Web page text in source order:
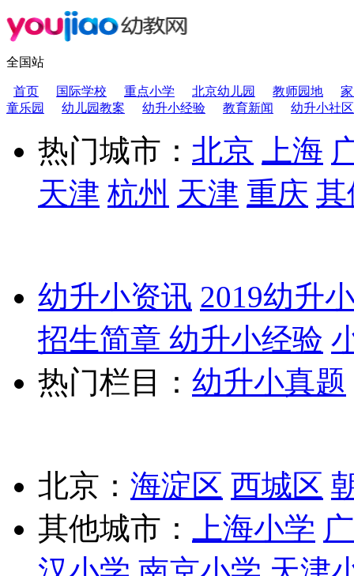
全国站
首页 国际学校 重点小学 北京幼儿园 教师园地
童乐园
幼儿园教案 幼升小经验 教育新闻 幼升小社区
热门城市： 北京 上海
天津 杭州 天津 重庆 其
幼升小资讯 2019幼升
招生简章 幼升小经验
热门栏目： 幼升小真题
北京： 海淀区 西城区
其他城市：
上海小学